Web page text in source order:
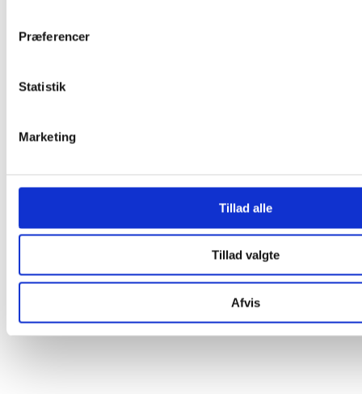
Præferencer
Statistik
Marketing
Tillad alle
Tillad valgte
Afvis